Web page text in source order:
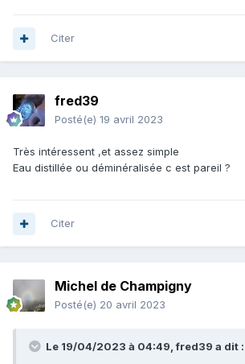
Citer
fred39
Posté(e) 19 avril 2023
Très intéressent ,et assez simple
Eau distillée ou déminéralisée c est pareil ?
Citer
Michel de Champigny
Posté(e) 20 avril 2023
Le 19/04/2023 à 04:49,fred39 a dit :